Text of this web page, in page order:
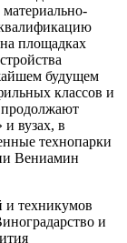
площадках
будущем
классов и
продолжают
и вузах, в
технопарки
Вениамин
и техникумов
и